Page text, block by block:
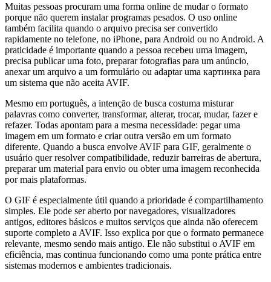
Muitas pessoas procuram uma forma online de mudar o formato
porque não querem instalar programas pesados. O uso online
também facilita quando o arquivo precisa ser convertido
rapidamente no telefone, no iPhone, para Android ou no Android. A
praticidade é importante quando a pessoa recebeu uma imagem,
precisa publicar uma foto, preparar fotografias para um anúncio,
anexar um arquivo a um formulário ou adaptar uma картинка para
um sistema que não aceita AVIF.
Mesmo em português, a intenção de busca costuma misturar
palavras como converter, transformar, alterar, trocar, mudar, fazer e
refazer. Todas apontam para a mesma necessidade: pegar uma
imagem em um formato e criar outra versão em um formato
diferente. Quando a busca envolve AVIF para GIF, geralmente o
usuário quer resolver compatibilidade, reduzir barreiras de abertura,
preparar um material para envio ou obter uma imagem reconhecida
por mais plataformas.
O GIF é especialmente útil quando a prioridade é compartilhamento
simples. Ele pode ser aberto por navegadores, visualizadores
antigos, editores básicos e muitos serviços que ainda não oferecem
suporte completo a AVIF. Isso explica por que o formato permanece
relevante, mesmo sendo mais antigo. Ele não substitui o AVIF em
eficiência, mas continua funcionando como uma ponte prática entre
sistemas modernos e ambientes tradicionais.